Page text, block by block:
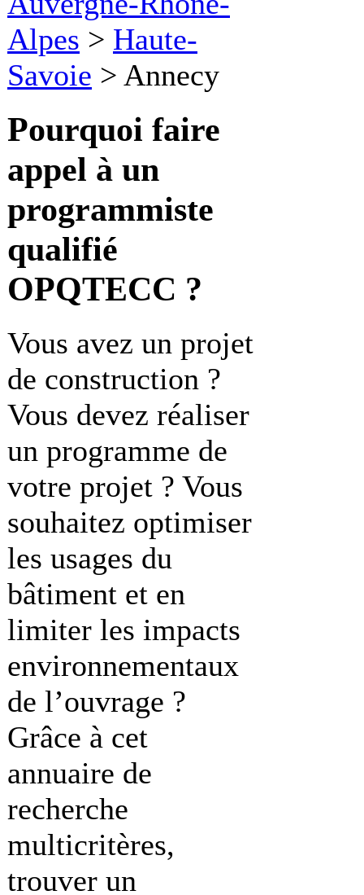
Alpes > Haute-
Savoie > Annecy
Pourquoi faire
appel à un
programmiste
qualifié
OPQTECC ?
Vous avez un projet
de construction ?
Vous devez réaliser
un programme de
votre projet ? Vous
souhaitez optimiser
les usages du
bâtiment et en
limiter les impacts
environnementaux
de l’ouvrage ?
Grâce à cet
annuaire de
recherche
multicritères,
trouver un